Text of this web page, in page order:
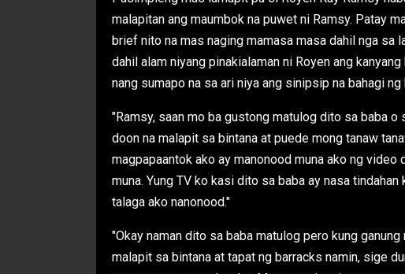
malapitan ang maumbok na puwet ni Ramsy. Patay
brief nito na mas naging mamasa masa dahil nga sa
dahil alam niyang pinakialaman ni Royen ang
nang sumapo na sa ari niya ang sinipsip na bahagi
"Ramsy, saan mo ba gustong matulog dito sa baba
doon na malapit sa bintana at puede mong tanaw
magpapaantok ako ay manonood muna ako ng
muna. Yung TV ko kasi dito sa baba ay nasa
talaga ako nanonood."
"Okay naman dito sa baba matulog pero kung
malapit sa bintana at tapat ng barracks namin, sige